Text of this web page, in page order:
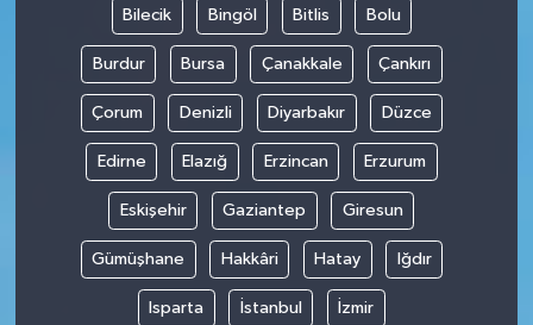
Bilecik Bingöl Bitlis Bolu
Burdur Bursa Çanakkale Çankırı
Çorum Denizli Diyarbakır Düzce
Edirne Elazığ Erzincan Erzurum
Eskişehir Gaziantep Giresun
Gümüşhane Hakkâri Hatay Iğdır
Isparta İstanbul İzmir